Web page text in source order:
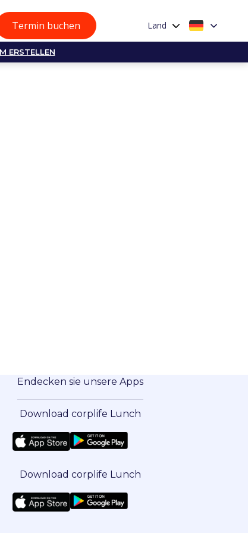
Termin buchen Land
ERSTELLEN
Endecken sie unsere Apps
Download corplife Lunch
Download corplife Lunch